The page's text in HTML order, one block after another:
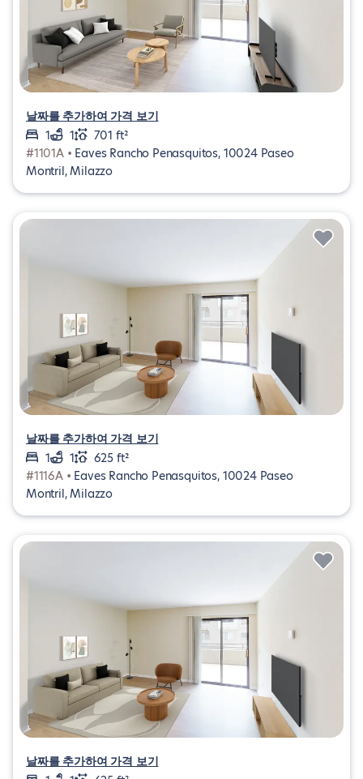
날짜를 추가하여 가격 보기
1
1
701 ft²
#1101A • Eaves Rancho Penasquitos, 10024 Paseo
Montril, Milazzo
날짜를 추가하여 가격 보기
1
1
625 ft²
#1116A • Eaves Rancho Penasquitos, 10024 Paseo
Montril, Milazzo
날짜를 추가하여 가격 보기